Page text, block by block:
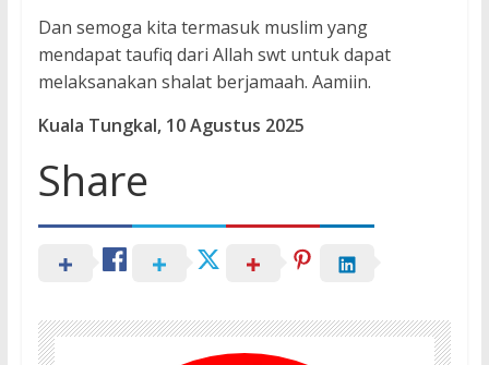
Dan semoga kita termasuk muslim yang
mendapat taufiq dari Allah swt untuk dapat
melaksanakan shalat berjamaah. Aamiin.
Kuala Tungkal, 10 Agustus 2025
Share